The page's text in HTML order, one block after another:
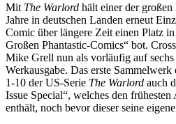
Mit The Warlord hält einer der
Jahre in deutschen Landen erneut
Comic über längere Zeit einen Platz
Großen Phantastic-Comics“ bot.
Mike Grell nun als vorläufig auf sechs
Werkausgabe. Das erste
1-10 der US-Serie The Warlord auch
Issue Special“, welches den
enthält, noch bevor dieser seine